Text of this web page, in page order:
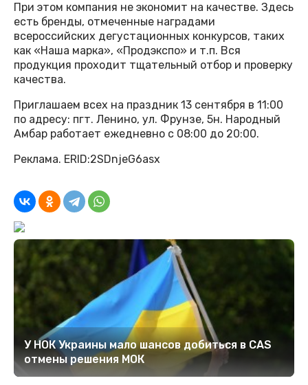
При этом компания не экономит на качестве. Здесь
есть бренды, отмеченные наградами
всероссийских дегустационных конкурсов, таких
как «Наша марка», «Продэкспо» и т.п. Вся
продукция проходит тщательный отбор и проверку
качества.
Приглашаем всех на праздник 13 сентября в 11:00
по адресу: пгт. Ленино, ул. Фрунзе, 5н. Народный
Амбар работает ежедневно с 08:00 до 20:00.
Реклама. ERID:2SDnjeG6asx
У НОК Украины мало шансов добиться в CAS
отмены решения МОК